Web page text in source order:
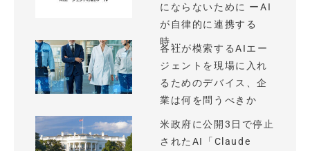
にならないために ーAI
が自律的に連携する
時...
各社が模索するAIエー
ジェントを現場に入れ
るためのデバイス、企
業は何を問うべきか
米政府に公開3日で停止
されたAI「Claude